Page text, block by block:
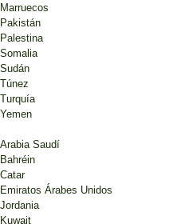
Marruecos
Pakistán
Palestina
Somalia
Sudán
Túnez
Turquía
Yemen
Arabia Saudí
Bahréin
Catar
Emiratos Árabes Unidos
Jordania
Kuwait